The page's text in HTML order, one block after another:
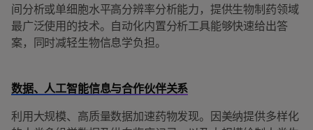
间分析或单细胞水平高分辨率分析能力，提供生物制药领域
最广泛使用的技术。自动化内置分析工具能够快速给出答
案，同时减轻生物信息学负担。
数据、人工智能信息与合作伙伴关系
利用大规模、高质量数据加速药物发现。因美纳提供多样化